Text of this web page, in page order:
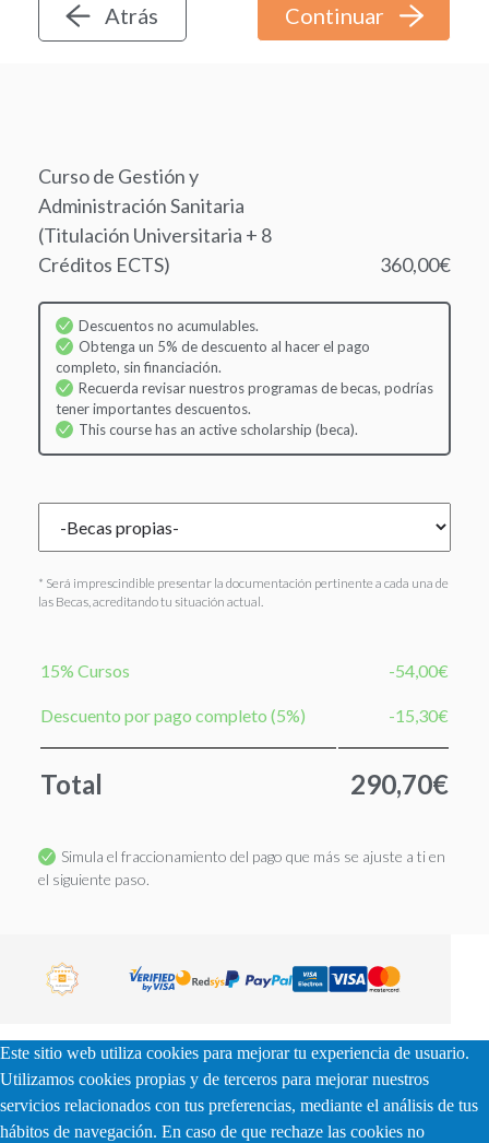
Atrás
Curso de Gestión y
Administración Sanitaria
(Titulación Universitaria + 8
Créditos ECTS)
360,00€
Descuentos no acumulables.
Obtenga un 5% de descuento al hacer el pago
completo, sin financiación.
Recuerda revisar nuestros programas de becas, podrías
tener importantes descuentos.
This course has an active scholarship (beca).
* Será imprescindible presentar la documentación pertinente a cada una de
las Becas, acreditando tu situación actual.
15% Cursos -54,00€
Descuento por pago completo (5%) -15,30€
Total 290,70€
Simula el fraccionamiento del pago que más se ajuste a ti en
el siguiente paso.
Este sitio web utiliza cookies para mejorar tu experiencia de usuario.
Utilizamos cookies propias y de terceros para mejorar nuestros
servicios relacionados con tus preferencias, mediante el análisis de tus
hábitos de navegación. En caso de que rechaze las cookies no